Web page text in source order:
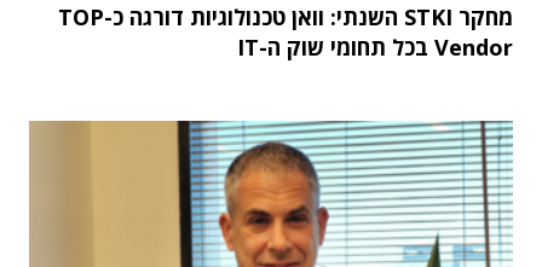
מחקר STKI השנתי: וואן טכנולוגיות דורגה כ-TOP
Vendor בכל תחומי שוק ה-IT